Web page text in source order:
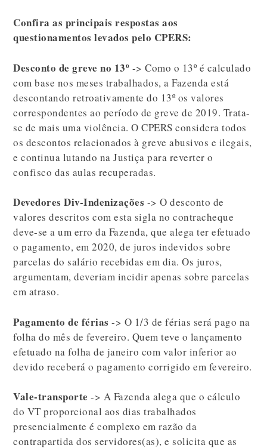
Confira as principais respostas aos
questionamentos levados pelo CPERS:
Desconto de greve no 13º -> Como o 13º é calculado
com base nos meses trabalhados, a Fazenda está
descontando retroativamente do 13º os valores
correspondentes ao período de greve de 2019. Trata-
se de mais uma violência. O CPERS considera todos
os descontos relacionados à greve abusivos e ilegais,
e continua lutando na Justiça para reverter o
confisco das aulas recuperadas.
Devedores Div-Indenizações -> O desconto de
valores descritos com esta sigla no contracheque
deve-se a um erro da Fazenda, que alega ter efetuado
o pagamento, em 2020, de juros indevidos sobre
parcelas do salário recebidas em dia. Os juros,
argumentam, deveriam incidir apenas sobre parcelas
em atraso.
Pagamento de férias -> O 1/3 de férias será pago na
folha do mês de fevereiro. Quem teve o lançamento
efetuado na folha de janeiro com valor inferior ao
devido receberá o pagamento corrigido em fevereiro.
Vale-transporte -> A Fazenda alega que o cálculo
do VT proporcional aos dias trabalhados
presencialmente é complexo em razão da
contrapartida dos servidores(as), e solicita que as